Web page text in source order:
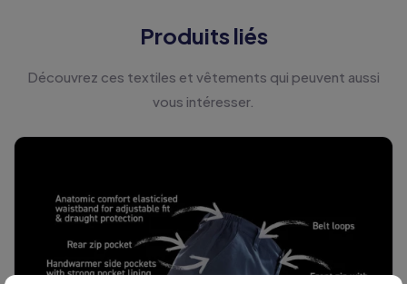
Produits liés
Découvrez ces textiles et vêtements qui peuvent aussi
vous intéresser.